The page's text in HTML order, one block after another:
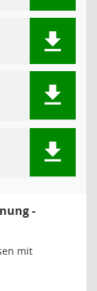
-
mit